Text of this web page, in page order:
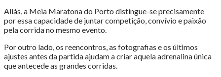
Aliás, a Meia Maratona do Porto distingue-se precisamente
por essa capacidade de juntar competição, convívio e paixão
pela corrida no mesmo evento.
Por outro lado, os reencontros, as fotografias e os últimos
ajustes antes da partida ajudam a criar aquela adrenalina única
que antecede as grandes corridas.